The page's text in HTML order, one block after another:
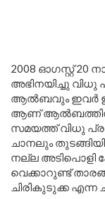
2008 ഓഗസ്റ്റ് 20
അഭിനയിച്ചു വിധു
ആൽബവും ഇവർ
ആണ് ആൽബത്തിന്
സമയത്ത് വിധു
ചാനലും
നല്ല അടിപൊളി
വെക്കാറുണ്ട്
ചിരികുടുക്ക എന്ന